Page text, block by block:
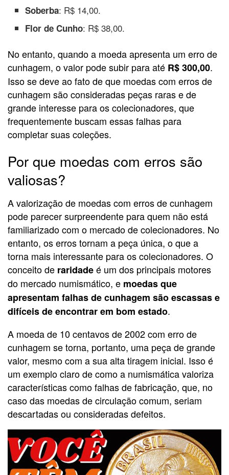
Soberba: R$ 14,00.
Flor de Cunho: R$ 38,00.
No entanto, quando a moeda apresenta um erro de
cunhagem, o valor pode subir para até R$ 300,00.
Isso se deve ao fato de que moedas com erros de
cunhagem são consideradas peças raras e de
grande interesse para os colecionadores, que
frequentemente buscam essas falhas para
completar suas coleções.
Por que moedas com erros são
valiosas?
A valorização de moedas com erros de cunhagem
pode parecer surpreendente para quem não está
familiarizado com o mercado de colecionadores. No
entanto, os erros tornam a peça única, o que a
torna mais interessante para os colecionadores. O
conceito de raridadeé um dos principais motores
do mercado numismático, e moedas que
apresentam falhas de cunhagem são escassas e
difíceis de encontrar em bom estado.
A moeda de 10 centavos de 2002 com erro de
cunhagem se torna, portanto, uma peça de grande
valor, mesmo com a sua alta tiragem inicial. Isso é
um exemplo claro de como a numismática valoriza
características como falhas de fabricação, que, no
caso das moedas de circulação comum, seriam
descartadas ou consideradas defeitos.